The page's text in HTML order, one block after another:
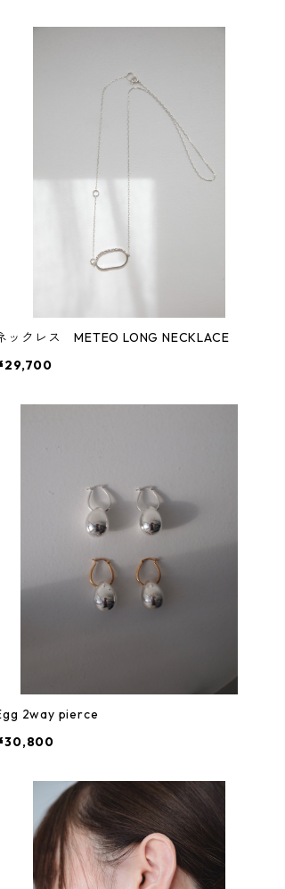
ックレス METEO LONG NECKLACE
2way pierce